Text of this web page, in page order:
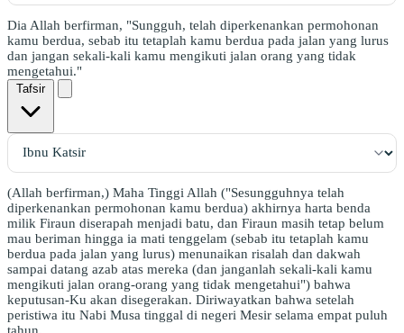
Dia Allah berfirman, "Sungguh, telah diperkenankan permohonan
kamu berdua, sebab itu tetaplah kamu berdua pada jalan yang lurus
dan jangan sekali-kali kamu mengikuti jalan orang yang tidak
mengetahui."
Tafsir
(Allah berfirman,) Maha Tinggi Allah ("Sesungguhnya telah
diperkenankan permohonan kamu berdua) akhirnya harta benda
milik Firaun diserapah menjadi batu, dan Firaun masih tetap belum
mau beriman hingga ia mati tenggelam (sebab itu tetaplah kamu
berdua pada jalan yang lurus) menunaikan risalah dan dakwah
sampai datang azab atas mereka (dan janganlah sekali-kali kamu
mengikuti jalan orang-orang yang tidak mengetahui") bahwa
keputusan-Ku akan disegerakan. Diriwayatkan bahwa setelah
peristiwa itu Nabi Musa tinggal di negeri Mesir selama empat puluh
tahun.